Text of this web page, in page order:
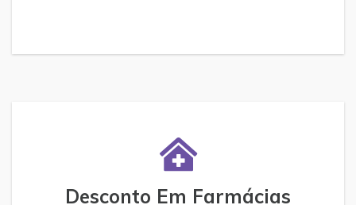
Desconto Em Farmácias